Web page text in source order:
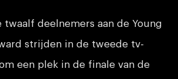
twaalf deelnemers aan de Young
strijden in de tweede tv-
een plek in de finale van de